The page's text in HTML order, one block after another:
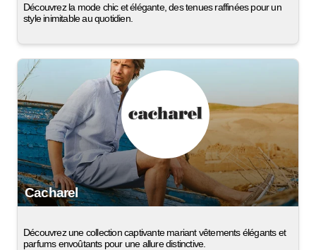
Découvrez la mode chic et élégante, des tenues raffinées pour un
style inimitable au quotidien.
Cacharel
Découvrez une collection captivante mariant vêtements élégants et
parfums envoûtants pour une allure distinctive.